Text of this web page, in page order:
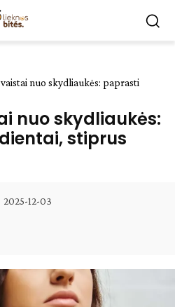
nuo skydliaukės: paprasti
nuo skydliaukės:
stiprus
2025-12-03